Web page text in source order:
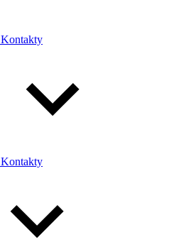
Kontakty
Kontakty